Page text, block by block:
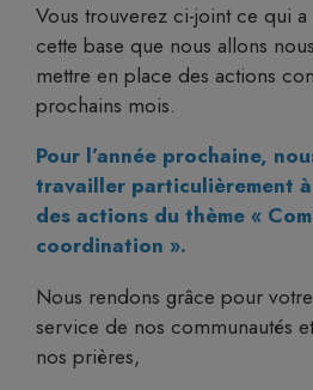
Vous trouverez ci-joint ce qui a
cette base que nous allons
mettre en place des actions
prochains mois.
Pour l’année prochaine,
travailler particulièrement
des actions du thème «
coordination ».
Nous rendons grâce pour
service de nos communautés
nos prières,